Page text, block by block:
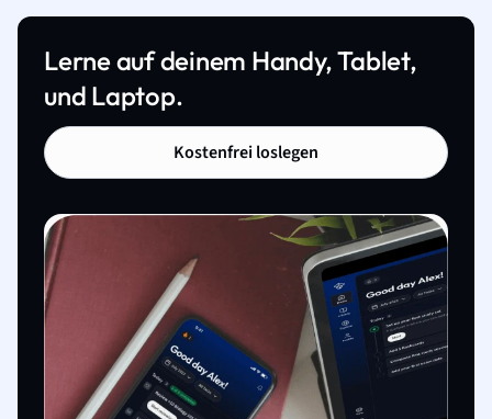
Lerne auf deinem Handy, Tablet,
und Laptop.
Kostenfrei loslegen